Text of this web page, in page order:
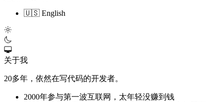
🇺🇸 English
关于我
20多年，依然在写代码的开发者。
2000年参与第一波互联网，太年轻没赚到钱